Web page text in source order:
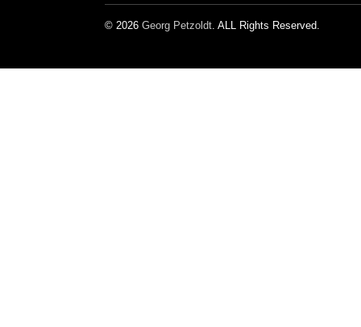
© 2026 Georg Petzoldt . ALL Rights Reserved.